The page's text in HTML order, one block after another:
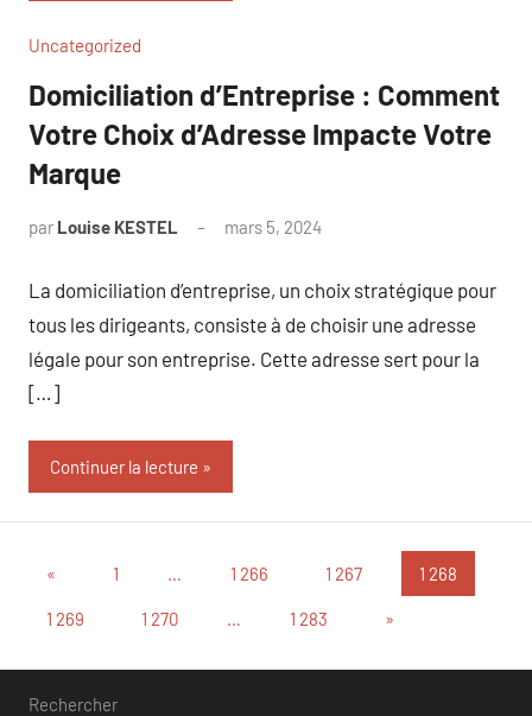
Uncategorized
Domiciliation d’Entreprise : Comment
Votre Choix d’Adresse Impacte Votre
Marque
par Louise KESTEL mars 5, 2024
La domiciliation d’entreprise, un choix stratégique pour
tous les dirigeants, consiste à de choisir une adresse
légale pour son entreprise. Cette adresse sert pour la
[…]
Continuer la lecture
Pagination
des
publications
« Publications
1 … 1 266 1 267 1 268
1 269 1 270 … 1 283
Articles
»
Rechercher